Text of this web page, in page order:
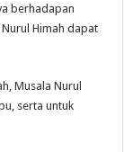
berhadapan
Himah dapat
Musala Nurul
serta untuk